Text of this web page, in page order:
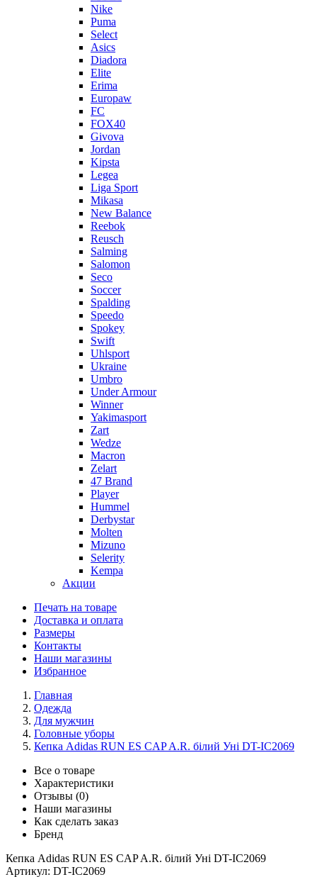
Nike
Puma
Select
Asics
Diadora
Elite
Erima
Europaw
FC
FOX40
Givova
Jordan
Kipsta
Legea
Liga Sport
Mikasa
New Balance
Reebok
Reusch
Salming
Salomon
Seco
Soccer
Spalding
Speedo
Spokey
Swift
Uhlsport
Ukraine
Umbro
Under Armour
Winner
Yakimasport
Zart
Wedze
Macron
Zelart
47 Brand
Player
Hummel
Derbystar
Molten
Mizuno
Selerity
Kempa
Акции
Печать на товаре
Доставка и оплата
Размеры
Контакты
Наши магазины
Избранное
Главная
Одежда
Для мужчин
Головные уборы
Кепка Adidas RUN ES CAP A.R. білий Уні DT-IC2069
Все о товаре
Характеристики
Отзывы (0)
Наши магазины
Как сделать заказ
Бренд
Кепка Adidas RUN ES CAP A.R. білий Уні DT-IC2069
Артикул: DT-IC2069